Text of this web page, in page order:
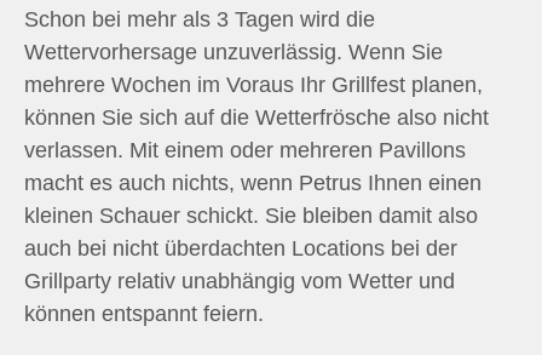
Schon bei mehr als 3 Tagen wird die
Wettervorhersage unzuverlässig. Wenn Sie
mehrere Wochen im Voraus Ihr Grillfest planen,
können Sie sich auf die Wetterfrösche also nicht
verlassen. Mit einem oder mehreren Pavillons
macht es auch nichts, wenn Petrus Ihnen einen
kleinen Schauer schickt. Sie bleiben damit also
auch bei nicht überdachten Locations bei der
Grillparty relativ unabhängig vom Wetter und
können entspannt feiern.